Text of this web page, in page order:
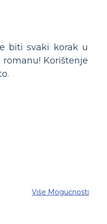
biti svaki korak u
Korištenje
Više Mogućnosti